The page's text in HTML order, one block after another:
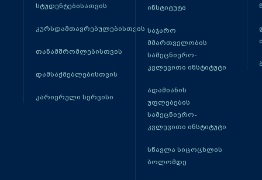
სტუდენტებისათვის
კურსდამთავრებულებისთვის
თანამშრომლებისთვის
დამსაქმებლებისთვის
კარიერული სერვისი
ინსტიტუტი
საჯარო
მმართველობის
სამეცნიერო-
კვლევითი ინსტიტუტი
ადამიანის
უფლებების
სამეცნიერო-
კვლევითი ინსტიტუტი
სწავლა სიცოცხლის
ბოლომდე